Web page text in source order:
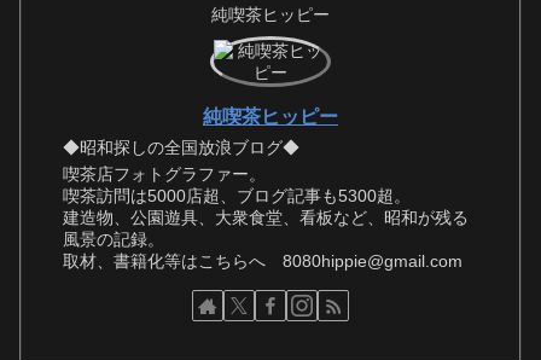
純喫茶ヒッピー
純喫茶ヒッピー
◆昭和探しの全国放浪ブログ◆
喫茶店フォトグラファー。
喫茶訪問は5000店超、ブログ記事も5300超。
建造物、公園遊具、大衆食堂、看板など、昭和が残る
風景の記録。
取材、書籍化等はこちらへ 8080hippie@gmail.com